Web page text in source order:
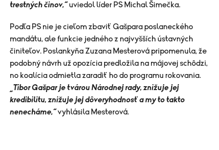
trestných činov,“ uviedol líder PS Michal Šimečka.
Podľa PS nie je cieľom zbaviť Gašpara poslaneckého
mandátu, ale funkcie jedného z najvyšších ústavných
činiteľov. Poslankyňa Zuzana Mesterová pripomenula, že
podobný návrh už opozícia predložila na májovej schôdzi,
no koalícia odmietla zaradiť ho do programu rokovania.
„Tibor Gašpar je tvárou Národnej rady, znižuje jej
kredibilitu, znižuje jej dôveryhodnosť a my to takto
nenecháme,“vyhlásila Mesterová.